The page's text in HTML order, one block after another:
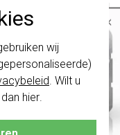
wij
. Wilt u
hier
Thermoplast
Kunststof
Klembevestiging
Horizontaal en
verticaal
×